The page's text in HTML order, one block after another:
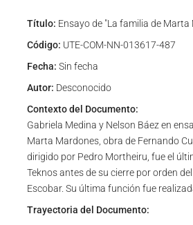
Título: Ensayo de "La familia de Marta
Código: UTE-COM-NN-013617-487
Fecha: Sin fecha
Autor: Desconocido
Contexto del Documento:
Gabriela Medina y Nelson Báez en
Marta Mardones, obra de Fernando
dirigido por Pedro Mortheiru, fue el
Teknos antes de su cierre por orden
Escobar. Su última función fue
Trayectoria del Documento: